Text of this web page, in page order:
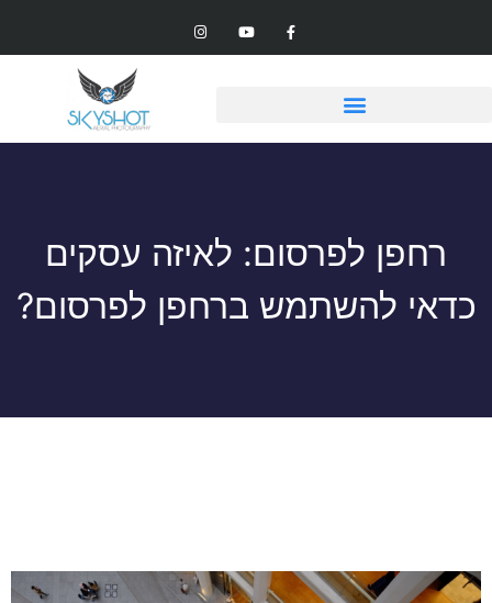
רחפן לפרסום: לאיזה עסקים
כדאי להשתמש ברחפן לפרסום?